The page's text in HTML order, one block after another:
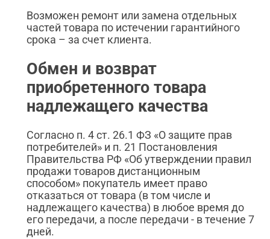
Возможен ремонт или замена отдельных
частей товара по истечении гарантийного
срока – за счет клиента.
Обмен и возврат
приобретенного товара
надлежащего качества
Согласно п. 4 ст. 26.1 ФЗ «О защите прав
потребителей» и п. 21 Постановления
Правительства РФ «Об утверждении правил
продажи товаров дистанционным
способом» покупатель имеет право
отказаться от товара (в том числе и
надлежащего качества) в любое время до
его передачи, а после передачи - в течение 7
дней.